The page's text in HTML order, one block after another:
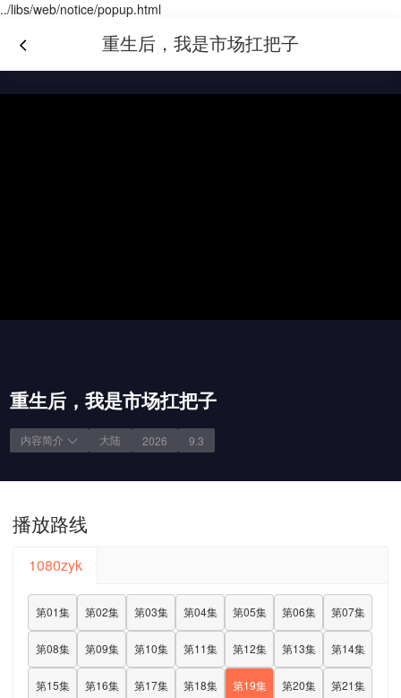
../libs/web/notice/popup.html
重生后，我是市场扛把子
重生后，我是市场扛把子
内容简介 大陆 2026 9.3
播放路线
1080zyk
第01集 第02集 第03集 第04集 第05集 第06集 第07集
第08集 第09集 第10集 第11集 第12集 第13集 第14集
第15集 第16集 第17集 第18集 第19集 第20集 第21集